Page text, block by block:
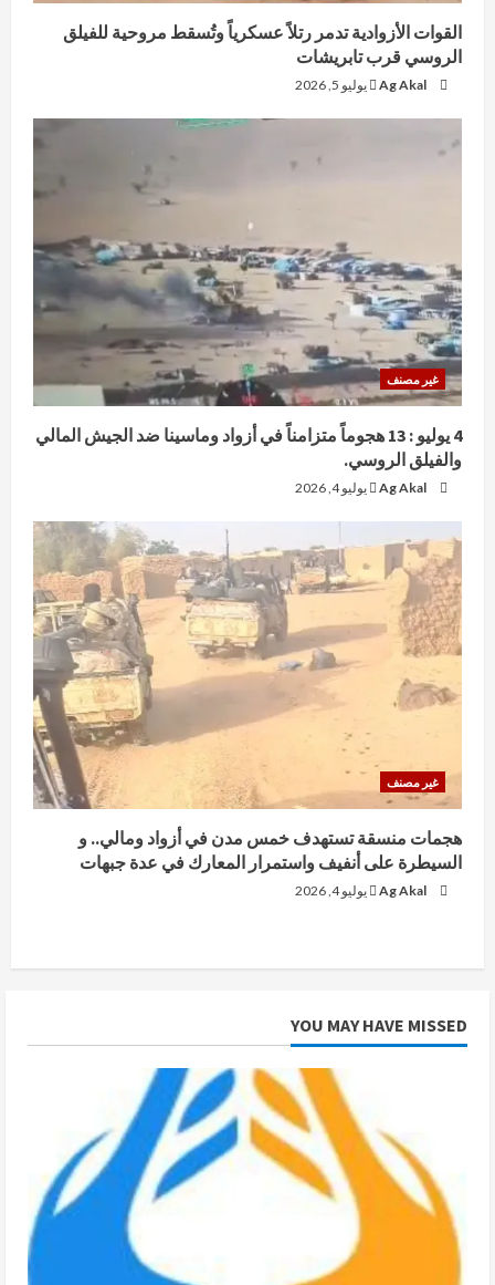
القوات الأزوادية تدمر رتلاً عسكرياً وتُسقط مروحية للفيلق
الروسي قرب تابريشات
Ag Akal يوليو 5, 2026
غير مصنف
4 يوليو : 13 هجوماً متزامناً في أزواد وماسينا ضد الجيش المالي
والفيلق الروسي.
Ag Akal يوليو 4, 2026
غير مصنف
هجمات منسقة تستهدف خمس مدن في أزواد ومالي.. و
السيطرة على أنفيف واستمرار المعارك في عدة جبهات
Ag Akal يوليو 4, 2026
YOU MAY HAVE MISSED